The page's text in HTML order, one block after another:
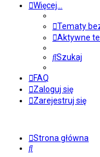
Więcej…
Tematy
Aktywne
Szukaj
FAQ
Zaloguj się
Zarejestruj się
Strona główna
Szukaj